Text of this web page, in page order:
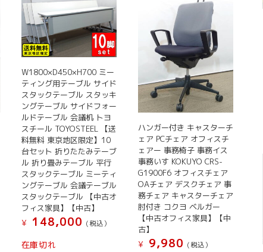
W1800×D450×H700 ミー
ティング用テーブル サイド
スタックテーブル スタッキ
ングテーブル サイドフォー
ルドテーブル 会議机 トヨ
スチール TOYOSTEEL 【送
料無料 東京地区限定】10
台セット 折りたたみテーブ
ル 折り畳みテーブル 平行
スタックテーブル ミーティ
ングテーブル 会議テーブル
スタックテーブル 【中古オ
フィス家具】【中古】
¥
148,000 (税込）
在庫切れ
ハンガー付き キャスターチ
ェア PCチェア オフィスチ
ェアー 事務椅子 事務イス
事務いす KOKUYO CRS-
G1900F6 オフィスチェア
OAチェア デスクチェア 事
務チェア キャスターチェア
肘付き コクヨ ベルガー
【中古オフィス家具】【中
古】
¥
9,980 (税込）